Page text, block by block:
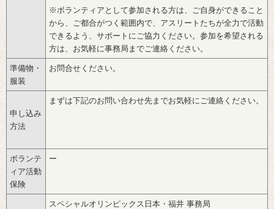
※ボランティアとして参加される方は、ご自身ができること
から、ご都合がつく範囲内で、アスリートたちが全力で活動
できるよう、サポートにご協力ください。参加を希望される
方は、お気軽に事務局までご連絡ください。
準備物・
服装
お問合せください。
申し込み
方法
まずは下記のお問い合わせ先までお気軽にご連絡ください。
ボランテ
ィア活動
保険
ー
スペシャルオリンピックス日本・福井 事務局